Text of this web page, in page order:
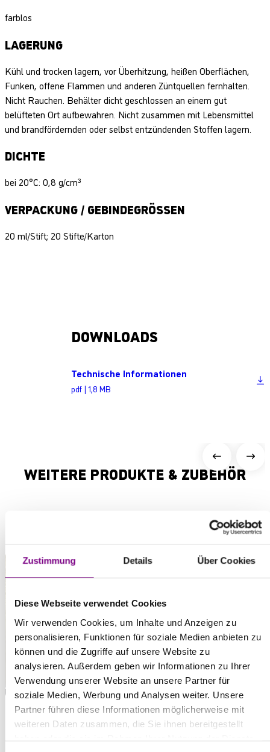
Zustimmung Details Über Cookies
Diese Webseite verwendet Cookies
Wir verwenden Cookies, um Inhalte und Anzeigen zu
personalisieren, Funktionen für soziale Medien anbieten zu
können und die Zugriffe auf unsere Website zu
analysieren. Außerdem geben wir Informationen zu Ihrer
Verwendung unserer Website an unsere Partner für
soziale Medien, Werbung und Analysen weiter. Unsere
Partner führen diese Informationen möglicherweise mit
weiteren Daten zusammen, die Sie ihnen bereitgestellt
farblos
LAGERUNG
Kühl und trocken lagern, vor Überhitzung, heißen Oberflächen,
Funken, offene Flammen und anderen Züntquellen fernhalten.
Nicht Rauchen. Behälter dicht geschlossen an einem gut
belüfteten Ort aufbewahren. Nicht zusammen mit Lebensmittel
und brandfördernden oder selbst entzündenden Stoffen lagern.
DICHTE
bei 20°C: 0,8 g/cm³
VERPACKUNG / GEBINDEGRÖSSEN
20 ml/Stift; 20 Stifte/Karton
DOWNLOADS
Technische Informationen
pdf | 1,8 MB
WEITERE PRODUKTE & ZUBEHÖR
PRODUKTNEUHEIT